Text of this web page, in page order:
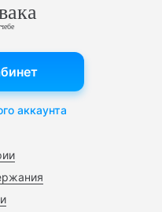
аккаунта